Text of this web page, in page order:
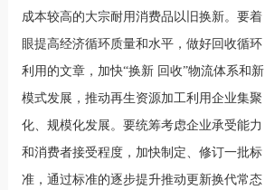
成本较高的大宗耐用消费品以旧换新。要着
眼提高经济循环质量和水平，做好回收循环
利用的文章，加快“换新 回收”物流体系和新
模式发展，推动再生资源加工利用企业集聚
化、规模化发展。要统筹考虑企业承受能力
和消费者接受程度，加快制定、修订一批标
准，通过标准的逐步提升推动更新换代常态